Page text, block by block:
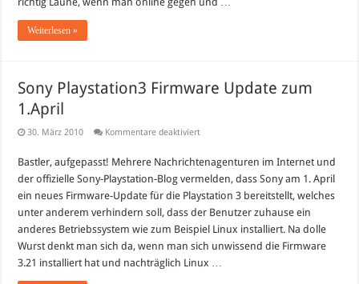
Weiterlesen »
Sony Playstation3 Firmware Update zum
1.April
30. März 2010 Kommentare deaktiviertfür
Firmware
Update
zum
1.April
Bastler, aufgepasst! Mehrere Nachrichtenagenturen im Internet und
der offizielle Sony-Playstation-Blog vermelden, dass Sony am 1. April
ein neues Firmware-Update für die Playstation 3 bereitstellt, welches
unter anderem verhindern soll, dass der Benutzer zuhause ein
anderes Betriebssystem wie zum Beispiel Linux installiert. Na dolle
Wurst denkt man sich da, wenn man sich unwissend die Firmware
3.21 installiert hat und nachträglich Linux …